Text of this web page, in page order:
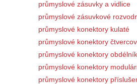
průmyslové zásuvky a vidlice
průmyslové zásuvkové
průmyslové konektory kulaté
průmyslové konektory
průmyslové konektory
průmyslové konektory
průmyslové konektory